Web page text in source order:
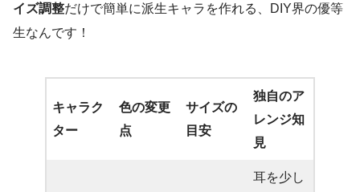
イズ調整だけで簡単に派生キャラを作れる、DIY界の優等
生なんです！
キャラク
ター
色の変更
点
サイズの
目安
独自のア
レンジ知
見
耳を少し